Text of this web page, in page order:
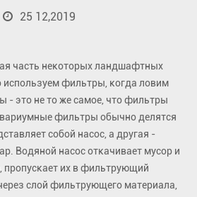
25 12,2019
часть некоторых ландшафтных
используем фильтры, когда ловим
- это не то же самое, что фильтры
фильтры обычно делятся
собой насос, а другая -
Водяной насос откачивает мусор и
пропускает их в фильтрующий
слой фильтрующего материала,